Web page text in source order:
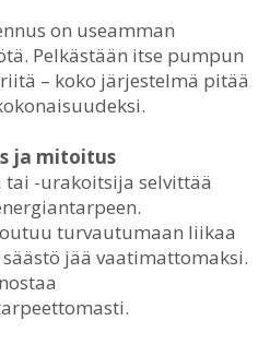
on useamman
Pelkästään itse pumpun
– koko järjestelmä pitää
ja mitoitus
tai -urakoitsija selvittää
turvautumaan liikaa
jää vaatimattomaksi.